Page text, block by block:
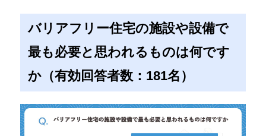
バリアフリー住宅の施設や設備で
最も必要と思われるものは何です
か（有効回答者数：181名）